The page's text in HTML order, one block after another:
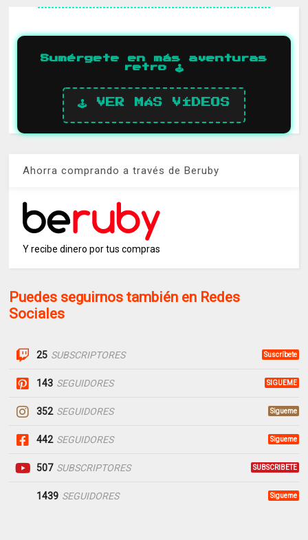
Sumérgete en más aventuras
retro 🕹️
🕹️ VER MÁS VÍDEOS
Ahorra comprando a través de Beruby
Y recibe dinero por tus compras
Puedes seguirnos también en Redes
Sociales
25 SUBSCRIPTORES Suscríbete
143 SEGUIDORES SIGUEME
352 SEGUIDORES Sigueme
442 SEGUIDORES Sigueme
507 SUBSCRIPTORES SUBSCRIBETE
1439 SEGUIDORES Sigueme